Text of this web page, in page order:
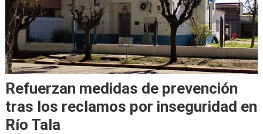
Refuerzan medidas de prevención
tras los reclamos por inseguridad en
Río Tala